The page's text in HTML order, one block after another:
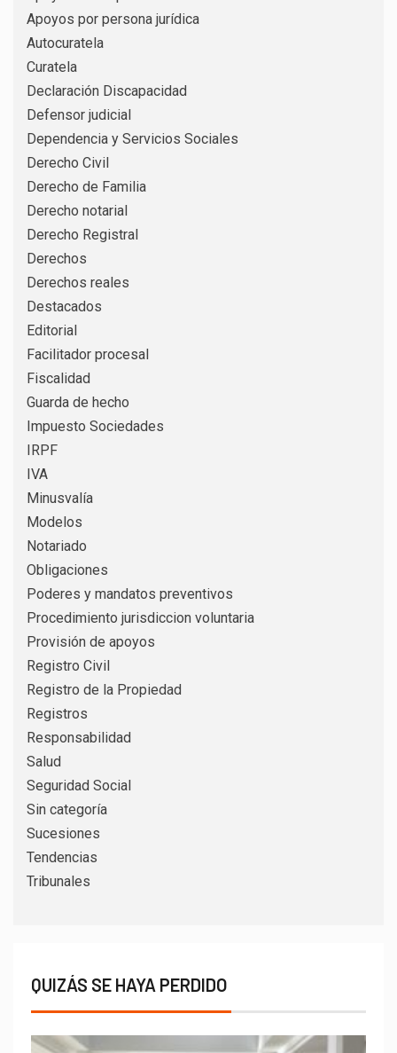
Apoyos por persona jurídica
Autocuratela
Curatela
Declaración Discapacidad
Defensor judicial
Dependencia y Servicios Sociales
Derecho Civil
Derecho de Familia
Derecho notarial
Derecho Registral
Derechos
Derechos reales
Destacados
Editorial
Facilitador procesal
Fiscalidad
Guarda de hecho
Impuesto Sociedades
IRPF
IVA
Minusvalía
Modelos
Notariado
Obligaciones
Poderes y mandatos preventivos
Procedimiento jurisdiccion voluntaria
Provisión de apoyos
Registro Civil
Registro de la Propiedad
Registros
Responsabilidad
Salud
Seguridad Social
Sin categoría
Sucesiones
Tendencias
Tribunales
QUIZÁS SE HAYA PERDIDO